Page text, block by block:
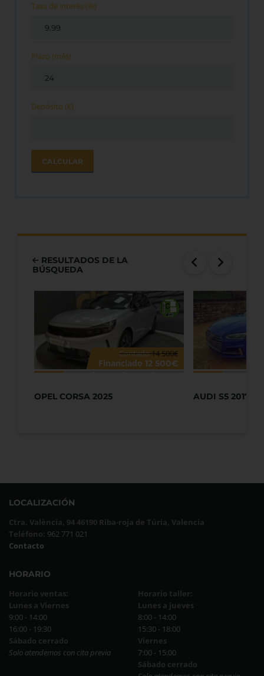
Tasa de interés (%)
Plazo (més)
Depósito (€)
CALCULAR
RESULTADOS DE LA
BÚSQUEDA
Contado14 500€
Financiado 12 500€
OPEL CORSA 2025 AUDI S5 2017
LOCALIZACIÓN
Ctra. València, 94 46190 Riba-roja de Túria, Valencia
Teléfono: 962 771 021
Contacto
HORARIO
Horario ventas:
Lunes a Viernes
9:00 - 14:00
16:00 - 19:30
Sábado cerrado
Solo atendemos con cita previa
Horario taller:
Lunes a jueves
8:00 - 14:00
15:30 - 18:00
Viernes
7:00 - 15:00
Sábado cerrado